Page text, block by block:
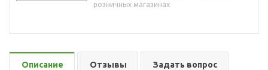
розничных магазинах
Описание Отзывы Задать вопрос